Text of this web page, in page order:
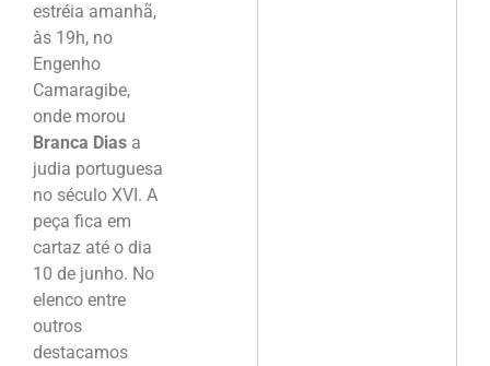
estréia amanhã,
às 19h, no
Engenho
Camaragibe,
onde morou
Branca Dias a
judia portuguesa
no século XVI. A
peça fica em
cartaz até o dia
10 de junho. No
elenco entre
outros
destacamos